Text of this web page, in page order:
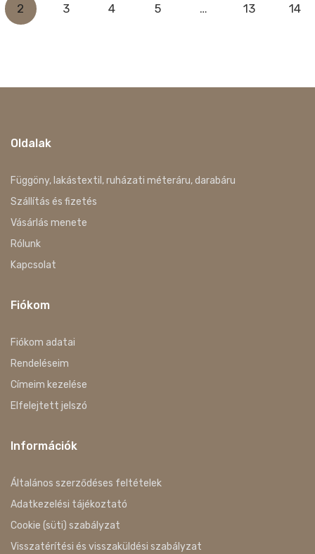
2 3 4 5 … 13 14
Oldalak
Függöny, lakástextil, ruházati méteráru, darabáru
Szállítás és fizetés
Vásárlás menete
Rólunk
Kapcsolat
Fiókom
Fiókom adatai
Rendeléseim
Címeim kezelése
Elfelejtett jelszó
Információk
Általános szerződéses feltételek
Adatkezelési tájékoztató
Cookie (süti) szabályzat
Visszatérítési és visszaküldési szabályzat